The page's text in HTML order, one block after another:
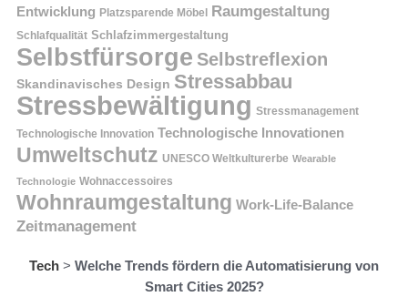
Entwicklung Platzsparende Möbel Raumgestaltung
Schlafqualität Schlafzimmergestaltung
Selbstfürsorge Selbstreflexion
Skandinavisches Design Stressabbau
Stressbewältigung Stressmanagement
Technologische Innovation Technologische Innovationen
Umweltschutz UNESCO Weltkulturerbe Wearable
Technologie Wohnaccessoires
Wohnraumgestaltung Work-Life-Balance
Zeitmanagement
Tech > Welche Trends fördern die Automatisierung von
Smart Cities 2025?